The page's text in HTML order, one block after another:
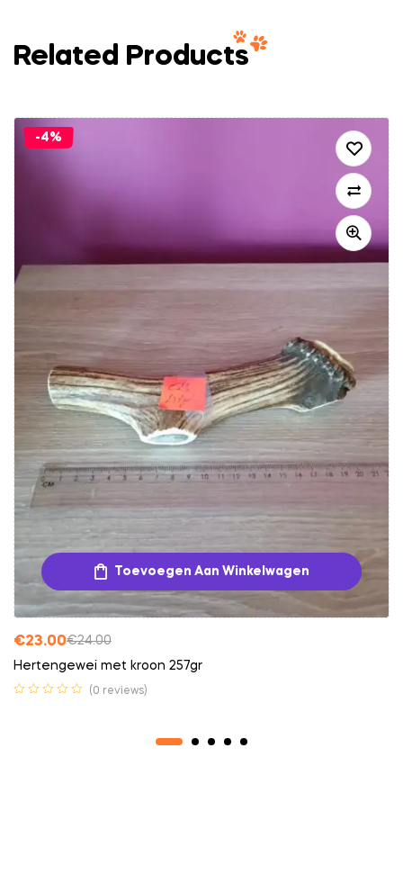
Related Products
-4%
Toevoegen Aan Winkelwagen
€24.00
€23.00
Hertengewei met kroon 257gr
(0 reviews)